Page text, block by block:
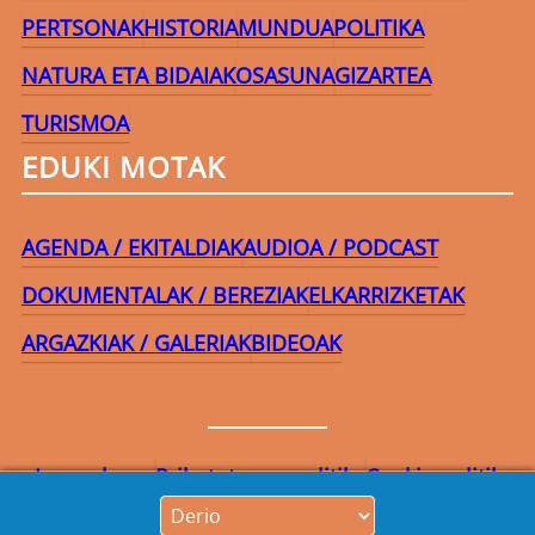
PERTSONAKHISTORIAMUNDUAPOLITIKA
NATURA ETA BIDAIAKOSASUNAGIZARTEA
TURISMOA
EDUKI MOTAK
AGENDA / EKITALDIAKAUDIOA / PODCAST
DOKUMENTALAK / BEREZIAKELKARRIZKETAK
ARGAZKIAK / GALERIAKBIDEOAK
Lege-oharraPribatutasun-politikaCookie politika